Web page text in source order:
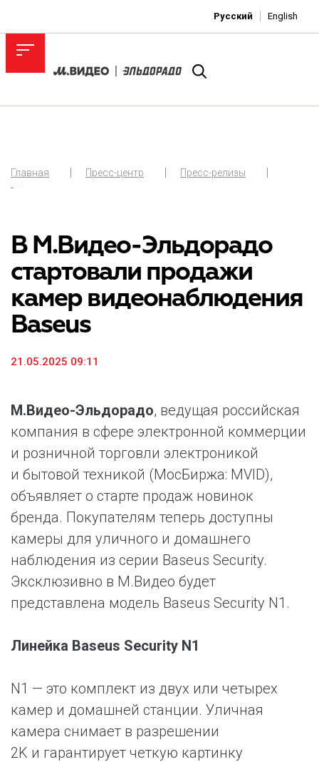
Русский English
Главная Пресс-центр
Пресс-релизы
-
В М.Видео-Эльдорадо
стартовали продажи
камер видеонаблюдения
Baseus
21.05.2025 09:11
М.Видео-Эльдорадо, ведущая российская
компания в сфере электронной коммерции
и розничной торговли электроникой
и бытовой техникой (МосБиржа: MVID),
объявляет о старте продаж новинок
бренда. Покупателям теперь доступны
камеры для уличного и домашнего
наблюдения из серии Baseus Security.
Эксклюзивно в М.Видео будет
представлена модель Baseus Security N1.
Линейка Baseus Security N1
N1 — это комплект из двух или четырех
камер и домашней станции. Уличная
камера снимает в разрешении
2K и гарантирует четкую картинку